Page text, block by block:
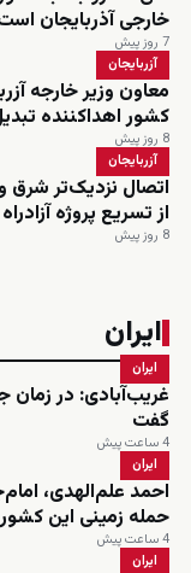
خارجی آذربایجان
7 روز پیش
آزربایجان
معاون وزیر خارجه
کشور اهداکننده
8 روز پیش
آزربایجان
اتصال نزدیک‌تر شرق و
از تسریع پروژه
8 روز پیش
ایران
ایران
غریب‌آبادی: در
گفت
4 ساعت پیش
ایران
احمد علم‌الهدی،
حمله زمینی این
4 ساعت پیش
ایران